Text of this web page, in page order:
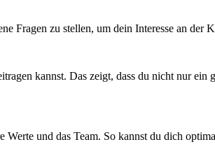
Fragen zu stellen, um dein Interesse an der
kannst. Das zeigt, dass du nicht nur ein
und das Team. So kannst du dich